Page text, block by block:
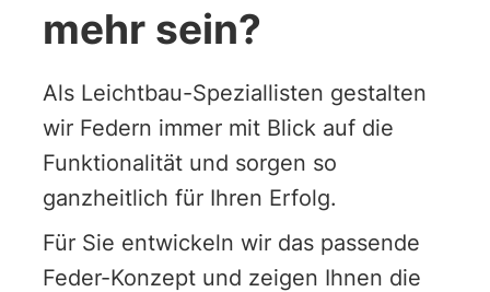
mehr sein?
Als Leichtbau-Speziallisten gestalten
wir Federn immer mit Blick auf die
Funktionalität und sorgen so
ganzheitlich für Ihren Erfolg.
Für Sie entwickeln wir das passende
Feder-Konzept und zeigen Ihnen die